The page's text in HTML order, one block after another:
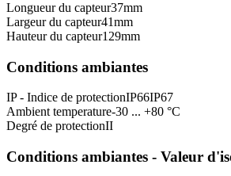
Longueur du capteur37mm
Largeur du capteur41mm
Hauteur du capteur129mm
Conditions ambiantes
IP - Indice de protectionIP66IP67
Ambient temperature-30 ... +80 °C
Degré de protectionII
Conditions ambiantes - Valeur